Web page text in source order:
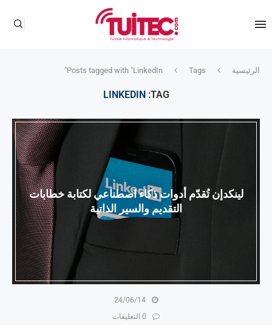
الرئيسية Tags
Posts tagged with "LinkedIn"
TAG:
LINKEDIN
لينكدإن تُقدّم أدوات ذكاء اصطناعي لكتابة خطابات
التقديم والسير الذاتية
24/06/14
0 التعليقات